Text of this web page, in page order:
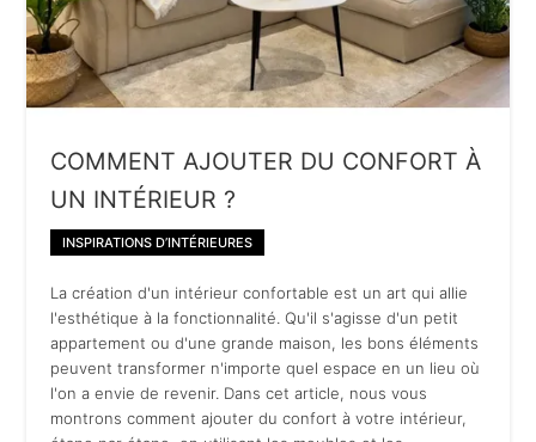
COMMENT AJOUTER DU CONFORT À
UN INTÉRIEUR ?
INSPIRATIONS D’INTÉRIEURES
La création d'un intérieur confortable est un art qui allie
l'esthétique à la fonctionnalité. Qu'il s'agisse d'un petit
appartement ou d'une grande maison, les bons éléments
peuvent transformer n'importe quel espace en un lieu où
l'on a envie de revenir. Dans cet article, nous vous
montrons comment ajouter du confort à votre intérieur,